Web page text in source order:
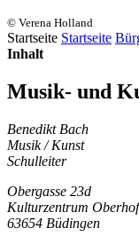
© Verena Holland
Startseite Startseite
Inhalt
Musik- und
Benedikt Bach
Musik / Kunst
Schulleiter
Obergasse 23d
Kulturzentrum Oberhof
63654 Büdingen